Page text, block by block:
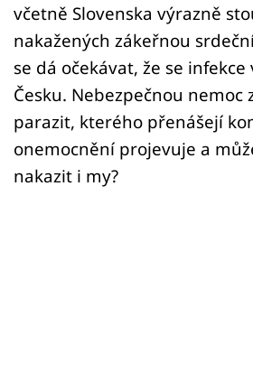
včetně Slovenska výrazně
nakažených zákeřnou
se dá očekávat, že se
Česku. Nebezpečnou nemoc
parazit, kterého přenášejí
onemocnění projevuje a
nakazit i my?